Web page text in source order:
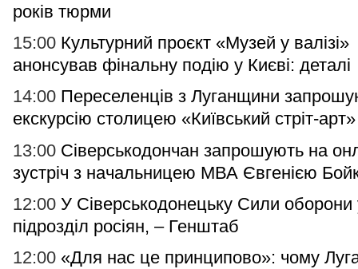
років тюрми
15:00 Культурний проєкт «Музей у валізі»
анонсував фінальну подію у Києві: деталі
14:00 Переселенців з Луганщини
екскурсію столицею «Київський стріт-арт»
13:00 Сіверськодончан запрошують на
зустріч з начальницею МВА Євгенією
12:00 У Сіверськодонецьку Сили оборони
підрозділ росіян, – Генштаб
12:00 «Для нас це принципово»: чому